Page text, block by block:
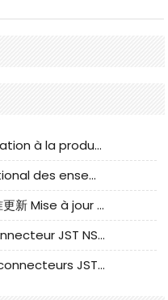
Guide d'évaluation et d'adaptation à la production des composants de câbles nationaux CNC Tech
Analyse du remplacement national des ensembles de câbles à fréquence élevée I-PEX
CLIFF参照下的国产连接器测试标准更新 Mise à jour des normes de test des connecteurs nationaux sous la référence CLIFF
Connecteur JST - Fournit le connecteur JST NSHR-02V-S original | Équivalent
Connecteur JST - Fournit des connecteurs JST GHR-09V-S authentiques et des produits de remplacement|